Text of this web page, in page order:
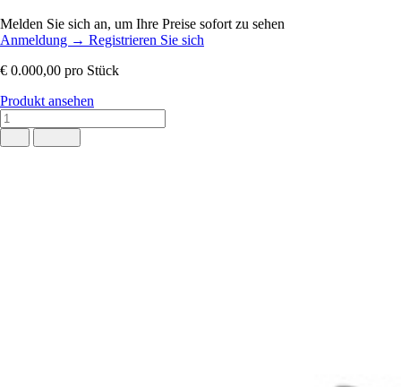
Melden Sie sich an, um Ihre Preise sofort zu sehen
Anmeldung → Registrieren Sie sich
€ 0.000,00 pro Stück
Produkt ansehen